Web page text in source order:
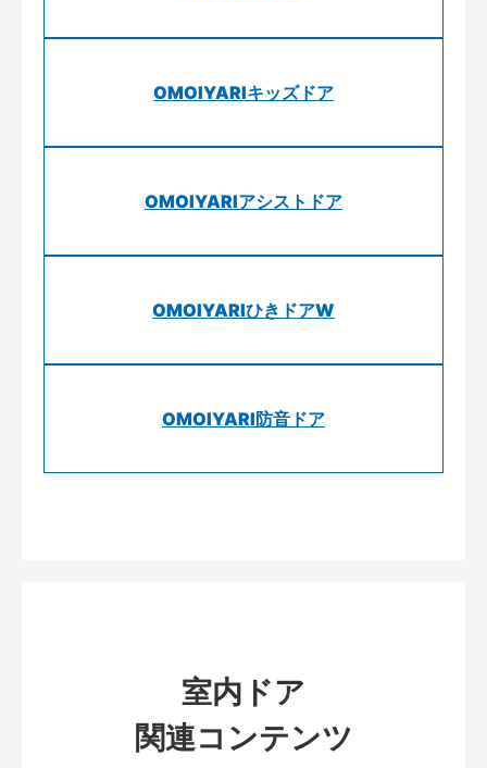
OMOIYARIキッズドア
OMOIYARIアシストドア
OMOIYARIひきドアW
OMOIYARI防音ドア
室内ドア
関連コンテンツ